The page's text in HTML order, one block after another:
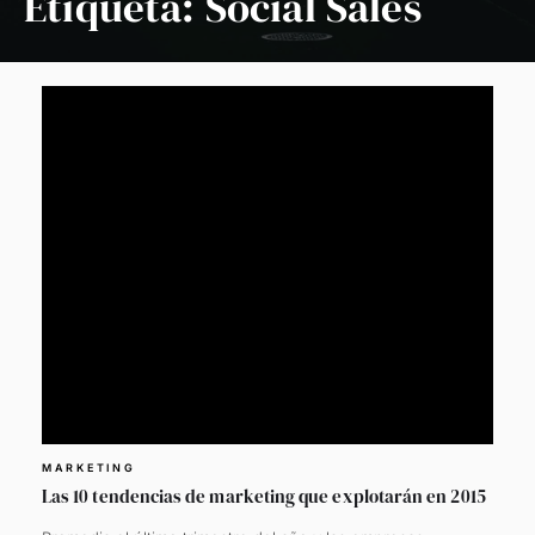
MARKETING
Las 10 tendencias de marketing que explotarán en 2015